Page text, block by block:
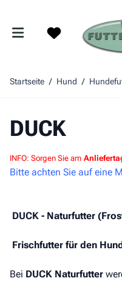
Startseite / Hund /
DUCK
INFO: Sorgen Sie am
Bitte achten Sie auf eine
DUCK - Naturfutter
Frischfutter für den Hund
Bei DUCK Naturfutter